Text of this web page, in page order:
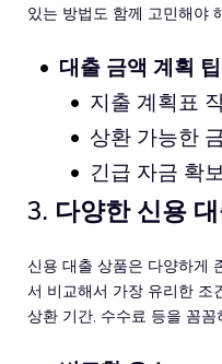
있는 방법도 함께 고민해야
대출 금액 계획
지출 계획표
상환 가능한
긴급 자금 확
3. 다양한 신용
신용 대출 상품은 다양하게
서 비교해서 가장 유리한 조
상환 기간, 수수료 등을 꼼